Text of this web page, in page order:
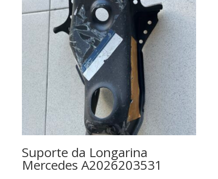
Suporte da Longarina
Mercedes A2026203531